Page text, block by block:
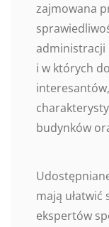
zajmowana
administracji
i w których
budynków
mają
ekspertów